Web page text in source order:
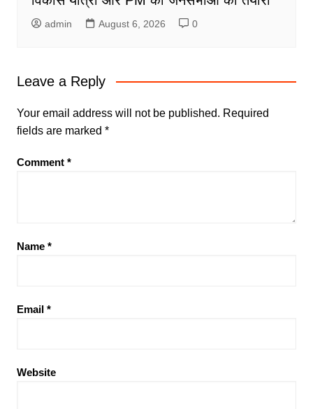
admin August 6, 2026 0
Leave a Reply
Your email address will not be published. Required
fields are marked *
Comment *
Name *
Email *
Website